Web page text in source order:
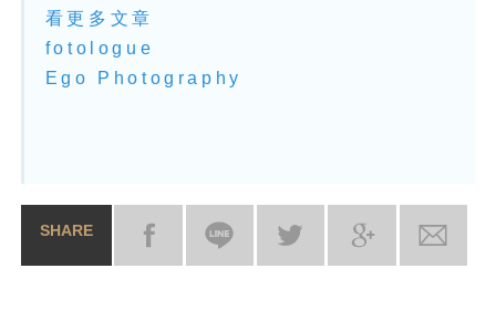
看更多文章
fotologue
Ego Photography
SHARE